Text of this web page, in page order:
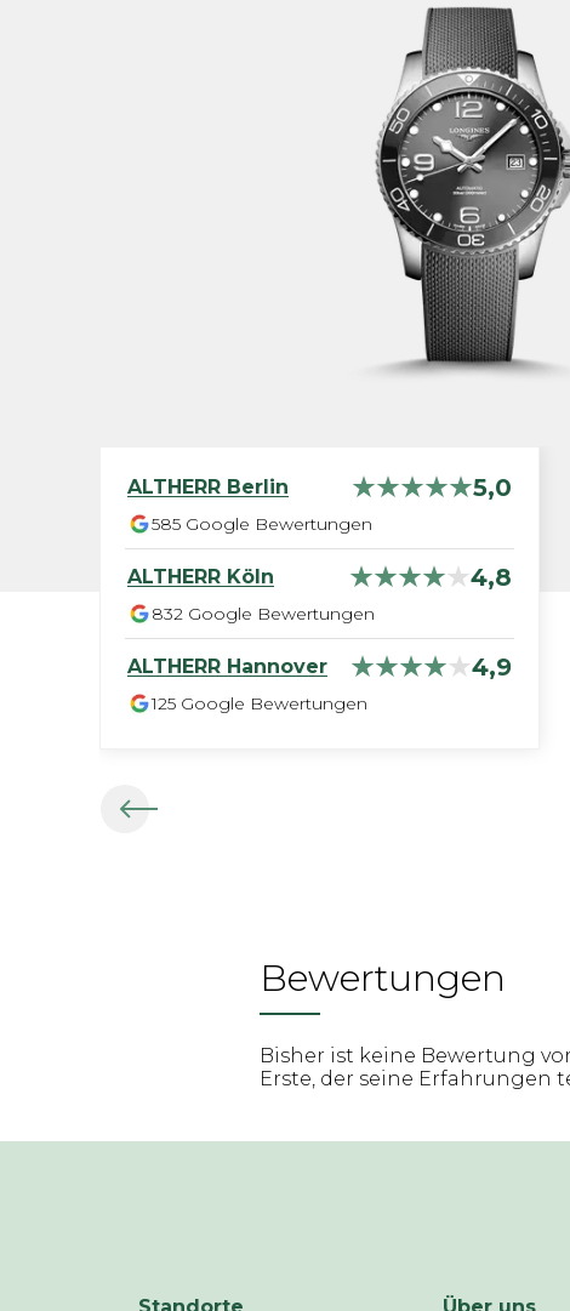
ALTHERR Berlin 5,0
585 Google Bewertungen
ALTHERR Köln 4,8
832 Google Bewertungen
ALTHERR Hannover 4,9
125 Google Bewertungen
Bewertungen
Bisher ist keine Bewertung
Erste, der seine Erfahrungen